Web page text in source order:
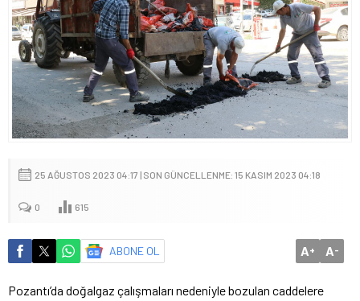
25 AĞUSTOS 2023 04:17 | SON GÜNCELLENME: 15 KASIM 2023 04:18
0 615
ABONE OL A+ A-
Pozantı’da doğalgaz çalışmaları nedeniyle bozulan caddelere